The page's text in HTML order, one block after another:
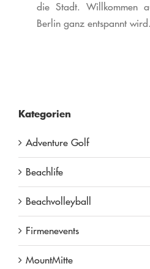
die Stadt. Willkommen
Berlin ganz entspannt wird.
Kategorien
Adventure Golf
Beachlife
Beachvolleyball
Firmenevents
MountMitte